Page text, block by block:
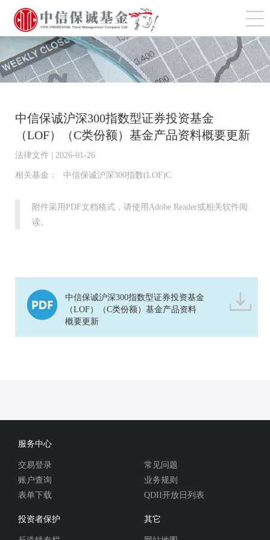
切
中信保诚沪深300指数型证券投资基金
（LOF）（C类份额）基金产品资料概要更新
法律文件 | 2026-01-26
相关基金： 中信保诚沪深300指数(LOF)C
附件采用PDF文档格式，请使用Adobe Reader或相关软件阅
读。
中信保诚沪深300指数型证券投资基金
（LOF）（C类份额）基金产品资料
概要更新
服务中心
交易登录
账户查询
表单下载
常见问题
业务规则
QDII开放日列表
投资者保护 其它